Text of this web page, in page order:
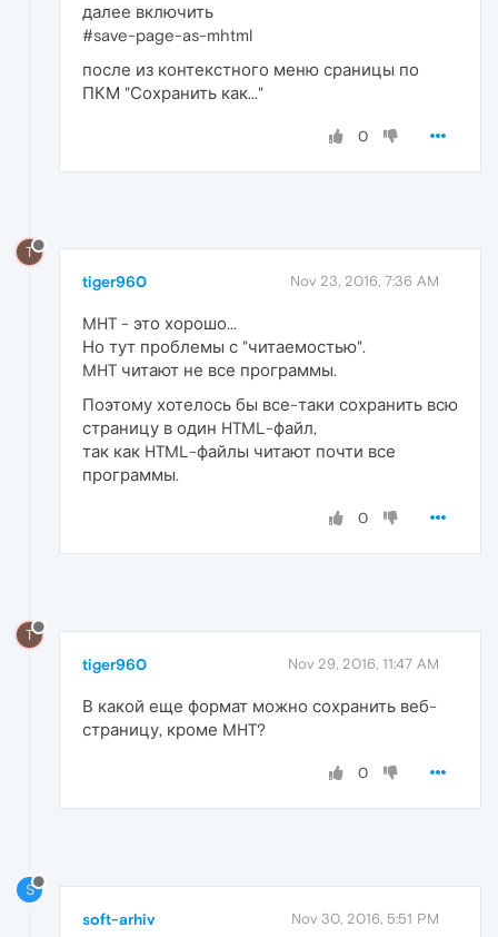
далее включить
#save-page-as-mhtml
после из контекстного меню сраницы по
ПКМ "Сохранить как..."
0
T
tiger960 Nov 23, 2016, 7:36 AM
MHT - это хорошо...
Но тут проблемы с "читаемостью".
MHT читают не все программы.
Поэтому хотелось бы все-таки сохранить всю
страницу в один HTML-файл,
так как HTML-файлы читают почти все
программы.
0
T
tiger960 Nov 29, 2016, 11:47 AM
В какой еще формат можно сохранить веб-
страницу, кроме MHT?
0
S
soft-arhiv Nov 30, 2016, 5:51 PM